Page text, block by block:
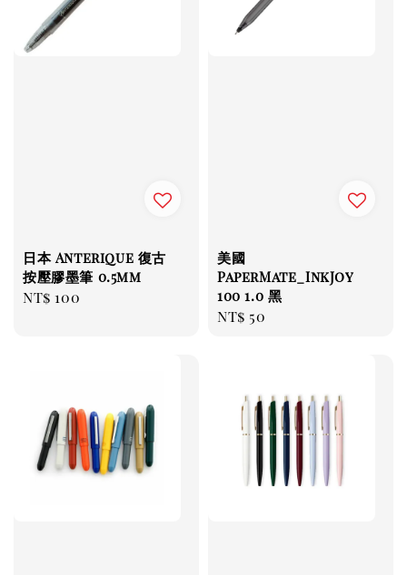
日本 Anterique 復古
按壓膠墨筆 0.5mm
Regular
NT$ 100
美國
PaperMate_InkJoy
100 1.0 黑
Regular
NT$ 50